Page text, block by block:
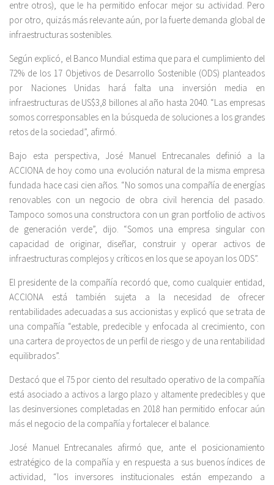
entre otros), que le ha permitido enfocar mejor su actividad. Pero
por otro, quizás más relevante aún, por la fuerte demanda global de
infraestructuras sostenibles.
Según explicó, el Banco Mundial estima que para el cumplimiento del
72% de los 17 Objetivos de Desarrollo Sostenible (ODS) planteados
por Naciones Unidas hará falta una inversión media en
infraestructuras de US$3,8 billones al año hasta 2040. “Las empresas
somos corresponsables en la búsqueda de soluciones a los grandes
retos de la sociedad”, afirmó.
Bajo esta perspectiva, José Manuel Entrecanales definió a la
ACCIONA de hoy como una evolución natural de la misma empresa
fundada hace casi cien años. “No somos una compañía de energías
renovables con un negocio de obra civil herencia del pasado.
Tampoco somos una constructora con un gran portfolio de activos
de generación verde”, dijo. “Somos una empresa singular con
capacidad de originar, diseñar, construir y operar activos de
infraestructuras complejos y críticos en los que se apoyan los ODS”.
El presidente de la compañía recordó que, como cualquier entidad,
ACCIONA está también sujeta a la necesidad de ofrecer
rentabilidades adecuadas a sus accionistas y explicó que se trata de
una compañía “estable, predecible y enfocada al crecimiento, con
una cartera de proyectos de un perfil de riesgo y de una rentabilidad
equilibrados”.
Destacó que el 75 por ciento del resultado operativo de la compañía
está asociado a activos a largo plazo y altamente predecibles y que
las desinversiones completadas en 2018 han permitido enfocar aún
más el negocio de la compañía y fortalecer el balance.
José Manuel Entrecanales afirmó que, ante el posicionamiento
estratégico de la compañía y en respuesta a sus buenos índices de
actividad, “los inversores institucionales están empezando a